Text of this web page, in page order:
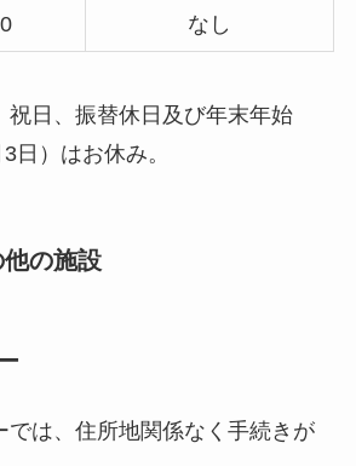
なし
祝日、振替休日及び年末年始
日）はお休み。
の施設
では、住所地関係なく手続きが